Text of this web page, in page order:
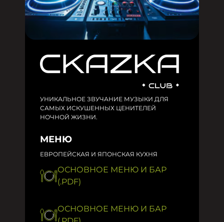
УНИКАЛЬНОЕ ЗВУЧАНИЕ МУЗЫКИ ДЛЯ
САМЫХ ИСКУШЕННЫХ ЦЕНИТЕЛЕЙ
НОЧНОЙ ЖИЗНИ.
МЕНЮ
ЕВРОПЕЙСКАЯ И ЯПОНСКАЯ КУХНЯ
ОСНОВНОЕ МЕНЮ И БАР
(.PDF)
ОСНОВНОЕ МЕНЮ И БАР